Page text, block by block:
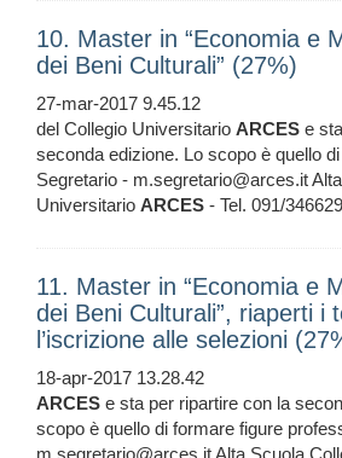
10. Master in “Economia e
dei Beni Culturali” (27%)
27-mar-2017 9.45.12
del Collegio Universitario ARCES e
seconda edizione. Lo scopo è quello
Segretario - m.segretario@arces.it
Universitario ARCES - Tel. 091/346629
11. Master in “Economia e
dei Beni Culturali”, riaperti i
l’iscrizione alle selezioni
18-apr-2017 13.28.42
ARCES e sta per ripartire con la
scopo è quello di formare figure